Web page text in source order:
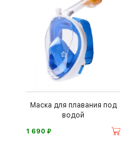
Маска для плавания под
водой
1 690 ⃏